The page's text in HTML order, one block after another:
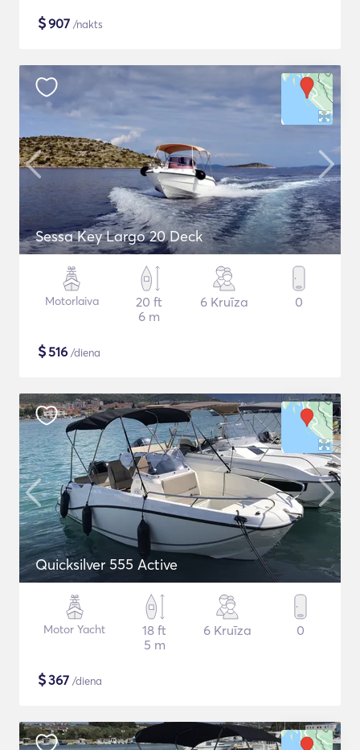
$907 /nakts
Sessa Key Largo 20 Deck
Motorlaiva
20 ft
6 m
6 Kruīza 0
$516 /diena
Quicksilver 555 Active
Motor Yacht
18 ft
5 m
6 Kruīza 0
$367 /diena